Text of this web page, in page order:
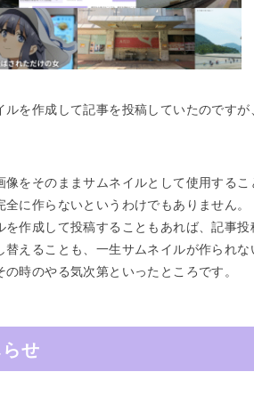
ルを作成して記事を投稿していたのですが
像をそのままサムネイルとして使用するこ
に作らないというわけでもありません。
を作成して投稿することもあれば、記事投
替えることも、一生サムネイルが作られな
時のやる気次第といったところです。
せ